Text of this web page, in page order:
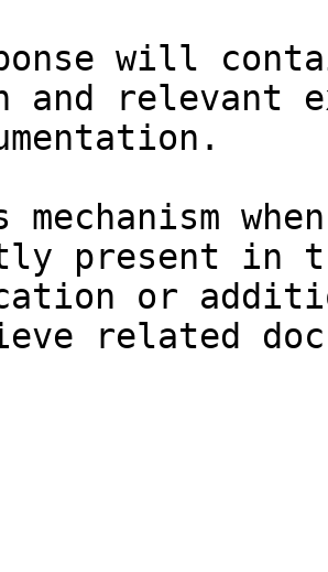
will
and relevant
mechanism
present in
or